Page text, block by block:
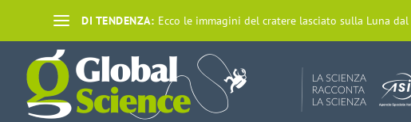
DI TENDENZA: Ecco le immagini del cratere lasciato sulla Luna dal